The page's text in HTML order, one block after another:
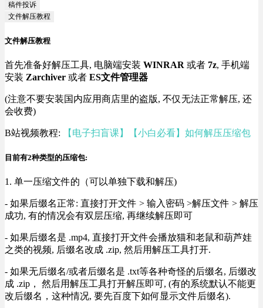
稿件投诉
文件解压教程
文件解压教程
首先准备好解压工具, 电脑端安装 WINRAR 或者 7z, 手机端
安装 Zarchiver 或者 ES文件管理器
(注意不要安装国内应用商店里的盗版, 不仅无法正常解压, 还
会收费)
B站视频教程: 【电子扫盲课】【小白必看】如何解压压缩包
目前有2种类型的压缩包:
1. 单一压缩文件的（可以单独下载和解压)
- 如果后缀名正常: 直接打开文件 > 输入密码 >解压文件 > 解压
成功, 有的情况会有双层压缩, 再继续解压即可
- 如果后缀名是 .mp4, 直接打开文件会播放猫和老鼠和葫芦娃
之类的视频, 后缀名改成 .zip, 然后用解压工具打开.
- 如果无后缀名/或者后缀名是 .txt等各种奇怪的后缀名, 后缀改
成 .zip， 然后用解压工具打开解压即可, (有的系统默认不能更
改后缀名，这种情况, 要先百度下如何显示文件后缀名).